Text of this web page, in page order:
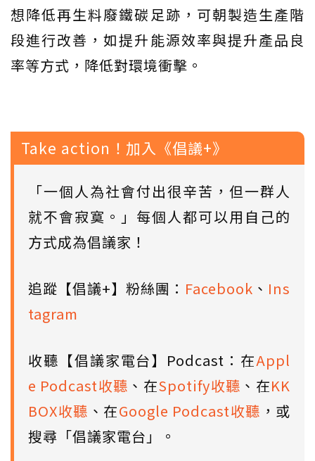
想降低再生料廢鐵碳足跡，可朝製造生產階
段進行改善，如提升能源效率與提升產品良
率等方式，降低對環境衝擊。
Take action！加入《倡議+》
「一個人為社會付出很辛苦，但一群人
就不會寂寞。」每個人都可以用自己的
方式成為倡議家！
追蹤【倡議+】粉絲團： Facebook 、 Ins
tagram
收聽【倡議家電台】Podcast：在Appl
e Podcast收聽 、在Spotify收聽 、在KK
BOX收聽 、在Google Podcast收聽 ，或
搜尋「倡議家電台」。